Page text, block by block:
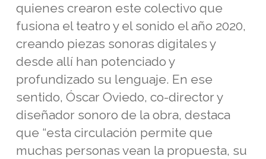
quienes crearon este colectivo que
fusiona el teatro y el sonido el año 2020,
creando piezas sonoras digitales y
desde allí han potenciado y
profundizado su lenguaje. En ese
sentido, Óscar Oviedo, co-director y
diseñador sonoro de la obra, destaca
que “esta circulación permite que
muchas personas vean la propuesta, su